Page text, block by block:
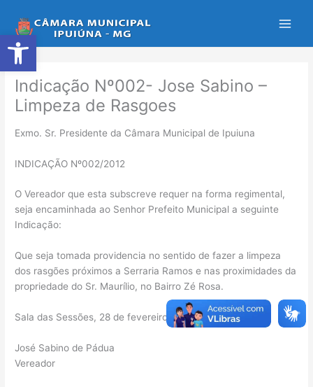
Abrir a barra de ferramentas
para
o
conteúdo
Indicação Nº002- Jose Sabino –
Limpeza de Rasgoes
Exmo. Sr. Presidente da Câmara Municipal de Ipuiuna
INDICAÇÃO Nº002/2012
O Vereador que esta subscreve requer na forma regimental,
seja encaminhada ao Senhor Prefeito Municipal a seguinte
Indicação:
Que seja tomada providencia no sentido de fazer a limpeza
dos rasgões próximos a Serraria Ramos e nas proximidades da
propriedade do Sr. Maurílio, no Bairro Zé Rosa.
Sala das Sessões, 28 de fevereiro de 2012
José Sabino de Pádua
Vereador